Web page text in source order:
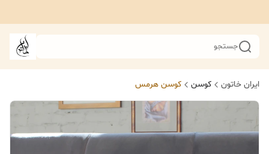
جستجو
ایران خاتون کوسن کوسن هرمس